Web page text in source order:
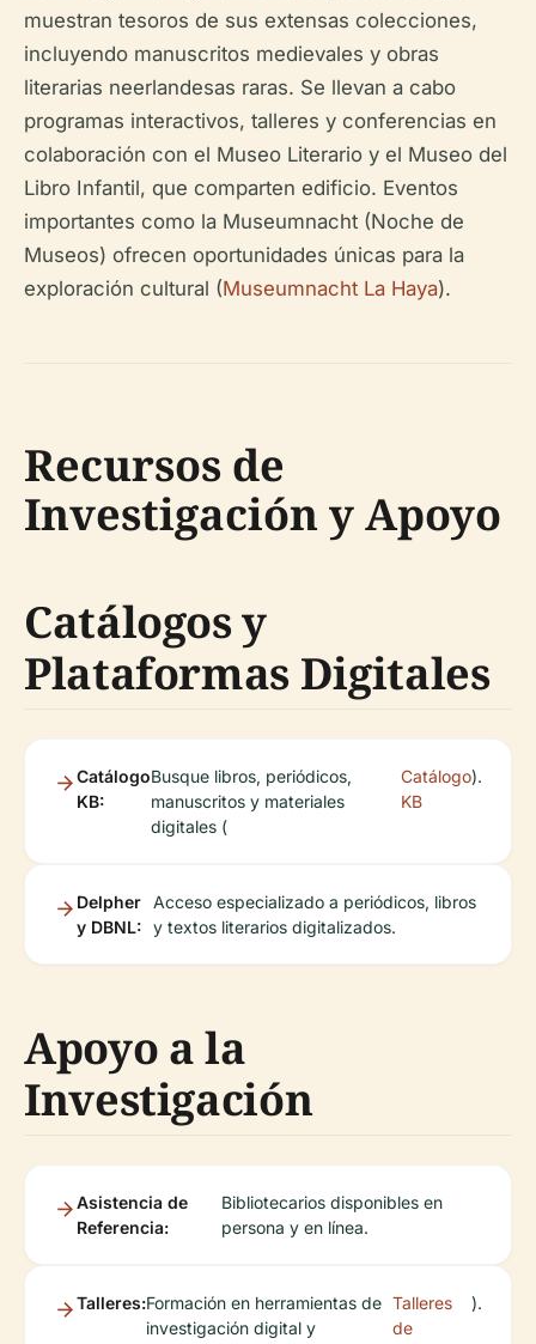
muestran tesoros de sus extensas colecciones,
incluyendo manuscritos medievales y obras
literarias neerlandesas raras. Se llevan a cabo
programas interactivos, talleres y conferencias en
colaboración con el Museo Literario y el Museo del
Libro Infantil, que comparten edificio. Eventos
importantes como la Museumnacht (Noche de
Museos) ofrecen oportunidades únicas para la
exploración cultural (Museumnacht La Haya).
Recursos de
Investigación y Apoyo
Catálogos y
Plataformas Digitales
Catálogo
KB:
Busque libros, periódicos,
manuscritos y materiales
digitales (
Catálogo
KB
).
Delpher
y DBNL:
Acceso especializado a periódicos, libros
y textos literarios digitalizados.
Apoyo a la
Investigación
Asistencia de
Referencia:
Bibliotecarios disponibles en
persona y en línea.
Talleres:Formación en herramientas de
investigación digital y
Talleres
de
).